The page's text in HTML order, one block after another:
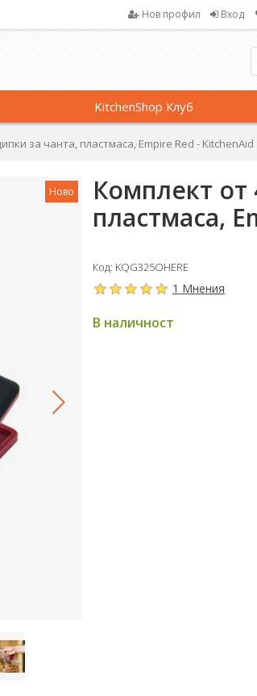
Нов профил Вход
KitchenShop Клуб
за чанта, пластмаса, Empire Red - KitchenAid
Ново
Комплект от
пластмаса,
Код: KQG325OHERE
1 Мнения
В наличност